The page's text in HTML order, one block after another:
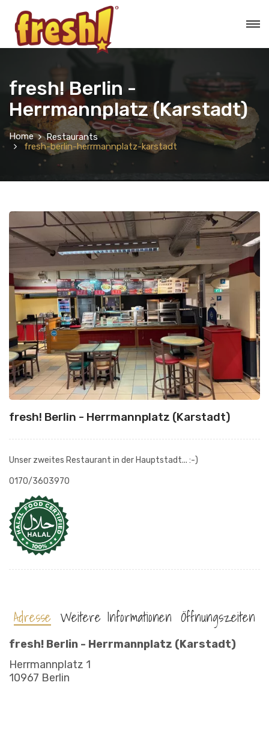
fresh! Berlin -
Herrmannplatz (Karstadt)
Home
Restaurants
fresh-berlin-herrmannplatz-karstadt
fresh! Berlin - Herrmannplatz (Karstadt)
Unser zweites Restaurant in der Hauptstadt... :-)
0170/3603970
Adresse Weitere Informationen Öffnungszeiten
fresh! Berlin - Herrmannplatz (Karstadt)
Herrmannplatz 1
10967 Berlin